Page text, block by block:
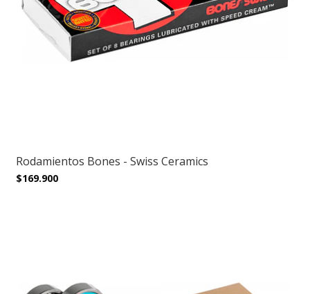
Rodamientos Bones - Swiss Ceramics
$169.900